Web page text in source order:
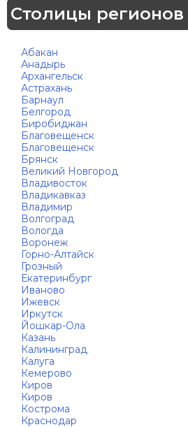
Столицы регионов
Абакан
Анадырь
Архангельск
Астрахань
Барнаул
Белгород
Биробиджан
Благовещенск
Благовещенск
Брянск
Великий Новгород
Владивосток
Владикавказ
Владимир
Волгоград
Вологда
Воронеж
Горно-Алтайск
Грозный
Екатеринбург
Иваново
Ижевск
Иркутск
Йошкар-Ола
Казань
Калининград
Калуга
Кемерово
Киров
Киров
Кострома
Краснодар